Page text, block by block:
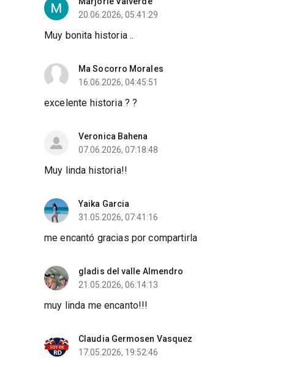
20.06.2026, 05:41:29
Muy bonita historia ..
Ma Socorro Morales
16.06.2026, 04:45:51
excelente historia ? ?
Veronica Bahena
07.06.2026, 07:18:48
Muy linda historia!!
Yaika Garcia
31.05.2026, 07:41:16
me encantó gracias por compartirla
gladis del valle Almendro
21.05.2026, 06:14:13
muy linda me encanto!!!
Claudia Germosen Vasquez
17.05.2026, 19:52:46